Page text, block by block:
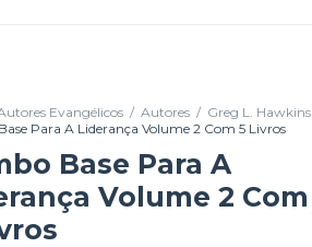
Evangélicos / Autores / Greg L. Hawkins
Para A Liderança Volume 2 Com 5 Livros
Base Para A
Volume 2 Com